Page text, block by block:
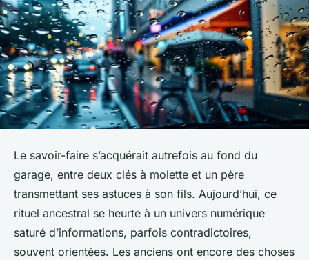
Le savoir-faire s’acquérait autrefois au fond du
garage, entre deux clés à molette et un père
transmettant ses astuces à son fils. Aujourd’hui, ce
rituel ancestral se heurte à un univers numérique
saturé d’informations, parfois contradictoires,
souvent orientées. Les anciens ont encore des choses